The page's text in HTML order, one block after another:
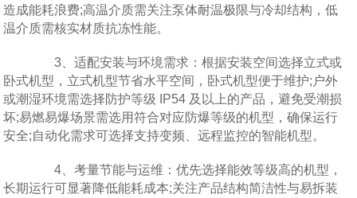
造成能耗浪费;高温介质需关注泵体耐温极限与冷却结构，低
温介质需核实材质抗冻性能。
3、适配安装与环境需求：根据安装空间选择立式或
卧式机型，立式机型节省水平空间，卧式机型便于维护;户外
或潮湿环境需选择防护等级 IP54 及以上的产品，避免受潮损
坏;易燃易爆场景需选用符合对应防爆等级的机型，确保运行
安全;自动化需求可选择支持变频、远程监控的智能机型。
4、考量节能与运维：优先选择能效等级高的机型，
长期运行可显著降低能耗成本;关注产品结构简洁性与易拆装